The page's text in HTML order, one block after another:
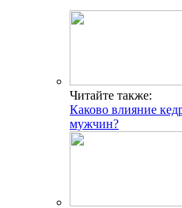
Читайте также:
Каково влияние
мужчин?